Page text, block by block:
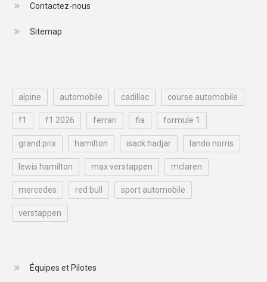
Contactez-nous
Sitemap
alpine automobile cadillac course automobile
f1 f1 2026 ferrari fia formule 1
grand prix hamilton isack hadjar lando norris
lewis hamilton max verstappen mclaren
mercedes red bull sport automobile
verstappen
Équipes et Pilotes